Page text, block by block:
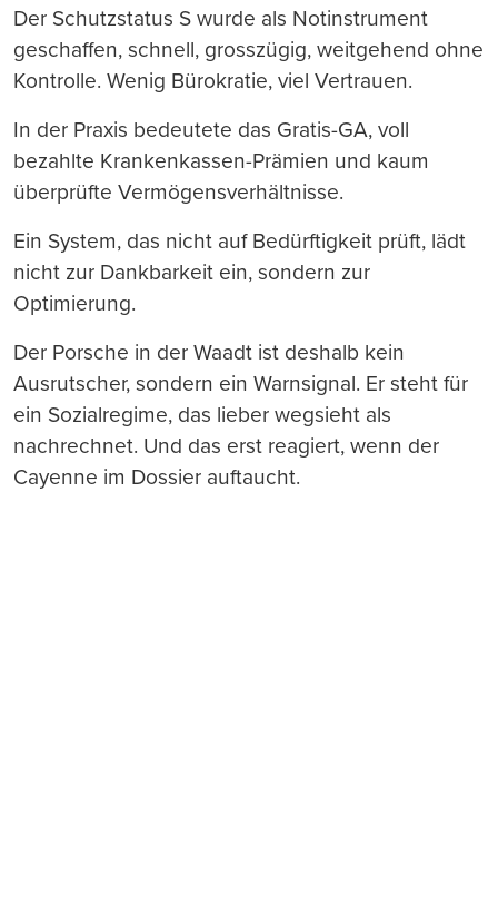
Der Schutzstatus S wurde als Notinstrument
geschaffen, schnell, grosszügig, weitgehend ohne
Kontrolle. Wenig Bürokratie, viel Vertrauen.
In der Praxis bedeutete das Gratis-GA, voll
bezahlte Krankenkassen-Prämien und kaum
überprüfte Vermögensverhältnisse.
Ein System, das nicht auf Bedürftigkeit prüft, lädt
nicht zur Dankbarkeit ein, sondern zur
Optimierung.
Der Porsche in der Waadt ist deshalb kein
Ausrutscher, sondern ein Warnsignal. Er steht für
ein Sozialregime, das lieber wegsieht als
nachrechnet. Und das erst reagiert, wenn der
Cayenne im Dossier auftaucht.